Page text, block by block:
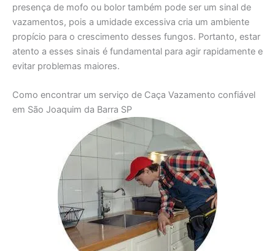
presença de mofo ou bolor também pode ser um sinal de
vazamentos, pois a umidade excessiva cria um ambiente
propício para o crescimento desses fungos. Portanto, estar
atento a esses sinais é fundamental para agir rapidamente e
evitar problemas maiores.
Como encontrar um serviço de Caça Vazamento confiável
em São Joaquim da Barra SP